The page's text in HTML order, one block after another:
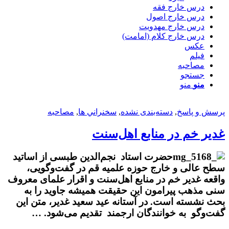
درس خارج فقه
درس خارج اصول
درس خارج مهدویت
درس خارج کلام (امامت)
عکس
فیلم
مصاحبه
جستجو
منو منو
پرسش و پاسخ, دسته‌بندی نشده, سخنراني ها, مصاحبه
غدیر خم در منابع اهل‌سنت
حضرت استاد نجم‌الدین طبسی از اساتید
سطح عالی و خارج حوزه علمیه قم در گفت‌وگویی،
واقعه غدیر خم در منابع اهل‌سنت و اقرار علمای معروف
سنی مذهب پیرامون این حقیقت همیشه جاوید را به
بحث نشسته است. در آستانه عید سعید غدیر، متن این
گفت‌وگو به خوانندگان ارجمند تقدیم می‌شود. …